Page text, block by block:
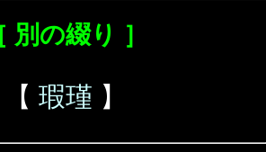
別の綴り ］
【 瑕瑾 】